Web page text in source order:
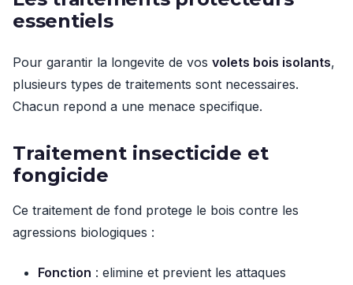
essentiels
Pour garantir la longevite de vos volets bois isolants,
plusieurs types de traitements sont necessaires.
Chacun repond a une menace specifique.
Traitement insecticide et
fongicide
Ce traitement de fond protege le bois contre les
agressions biologiques :
Fonction : elimine et previent les attaques